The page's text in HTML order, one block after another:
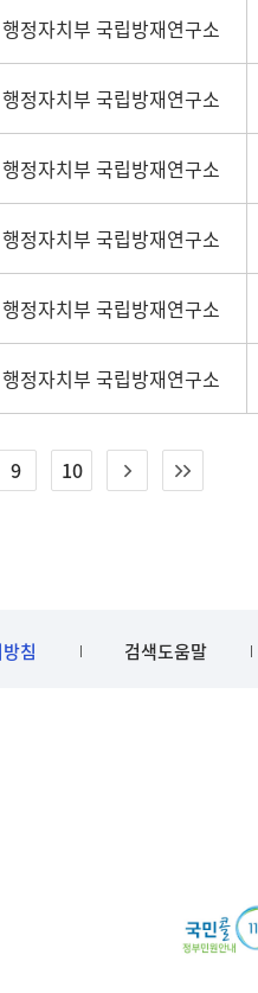
행정자치부 국립방재연구소
행정자치부 국립방재연구소
행정자치부 국립방재연구소
행정자치부 국립방재연구소
행정자치부 국립방재연구소
행정자치부 국립방재연구소
9 10
침 검색도움말